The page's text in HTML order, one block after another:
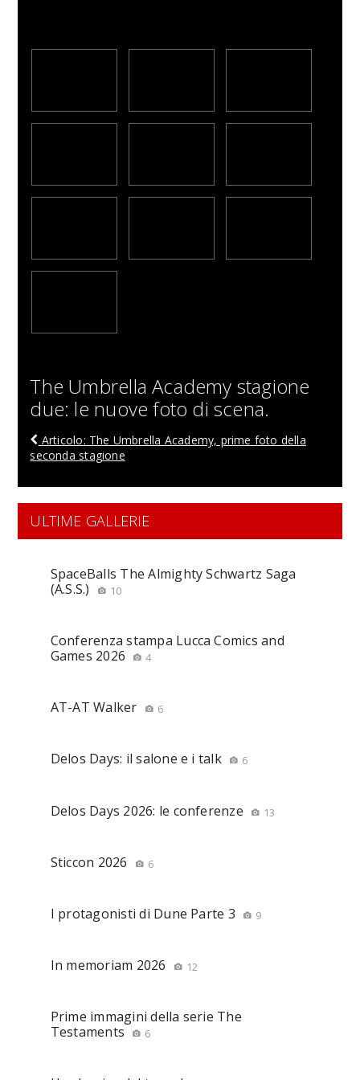
The Umbrella Academy stagione
due: le nuove foto di scena.
Articolo: The Umbrella Academy, prime foto della
seconda stagione
ULTIME GALLERIE
SpaceBalls The Almighty Schwartz Saga
(A.S.S.)
10
Conferenza stampa Lucca Comics and
Games 2026
4
AT-AT Walker 6
Delos Days: il salone e i talk 6
Delos Days 2026: le conferenze 13
Sticcon 2026 6
I protagonisti di Dune Parte 3 9
In memoriam 2026 12
Prime immagini della serie The
Testaments
6